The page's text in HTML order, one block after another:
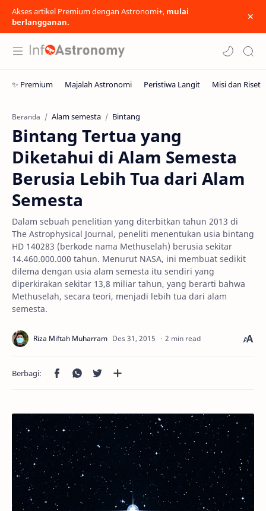
Akses artikel Premium dengan Astronomi+, mulai
berlangganan.
Beranda Alam semesta Bintang
Bintang Tertua yang
Diketahui di Alam Semesta
Berusia Lebih Tua dari Alam
Semesta
Dalam sebuah penelitian yang diterbitkan tahun 2013 di
The Astrophysical Journal, peneliti menentukan usia bintang
HD 140283 (berkode nama Methuselah) berusia sekitar
14.460.000.000 tahun. Menurut NASA, ini membuat sedikit
dilema dengan usia alam semesta itu sendiri yang
diperkirakan sekitar 13,8 miliar tahun, yang berarti bahwa
Methuselah, secara teori, menjadi lebih tua dari alam
semesta.
2 min read